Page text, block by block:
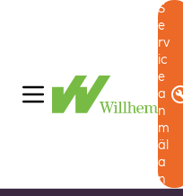
S
e
rv
ic
e
a
n
m
äl
a
n